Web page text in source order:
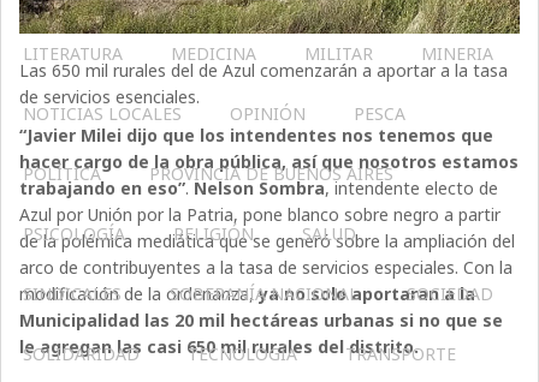
LITERATURA MEDICINA MILITAR MINERIA
NOTICIAS LOCALES OPINIÓN PESCA
POLÍTICA PROVINCIA DE BUENOS AIRES
PSICOLOGÍA RELIGIÓN SALUD
SINDICALES SOBERANÍA NACIONAL SOCIEDAD
SOLIDARIDAD TECNOLOGÍA TRANSPORTE
Las 650 mil rurales del de Azul comenzarán a aportar a la tasa
de servicios esenciales.
“Javier Milei dijo que los intendentes nos tenemos que
hacer cargo de la obra pública, así que nosotros estamos
trabajando en eso”. Nelson Sombra, intendente electo de
Azul por Unión por la Patria, pone blanco sobre negro a partir
de la polémica mediática que se generó sobre la ampliación del
arco de contribuyentes a la tasa de servicios especiales. Con la
modificación de la ordenanza,ya no solo aportaran a la
Municipalidad las 20 mil hectáreas urbanas si no que se
le agregan las casi 650 mil rurales del distrito.